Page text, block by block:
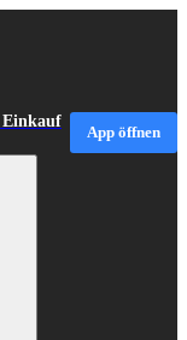
Einkauf
App öffnen